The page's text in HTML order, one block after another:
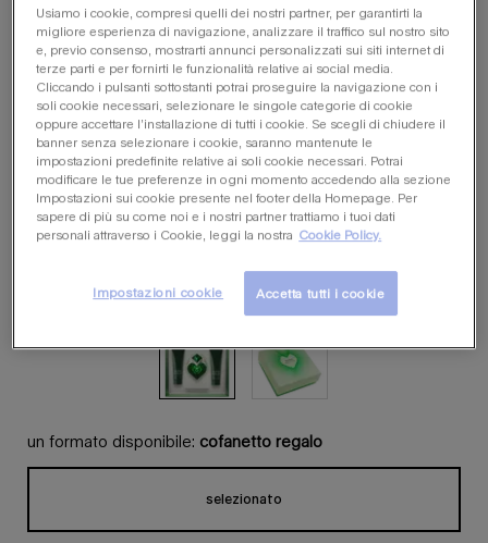
un formato disponibile: cofanetto regalo
Cofanetto regalo
selezionato
, 1 di 1
Usiamo i cookie, compresi quelli dei nostri partner, per garantirti la
migliore esperienza di navigazione, analizzare il traffico sul nostro sito
e, previo consenso, mostrarti annunci personalizzati sui siti internet di
terze parti e per fornirti le funzionalità relative ai social media.
Cliccando i pulsanti sottostanti potrai proseguire la navigazione con i
soli cookie necessari, selezionare le singole categorie di cookie
oppure accettare l’installazione di tutti i cookie. Se scegli di chiudere il
banner senza selezionare i cookie, saranno mantenute le
impostazioni predefinite relative ai soli cookie necessari. Potrai
modificare le tue preferenze in ogni momento accedendo alla sezione
Impostazioni sui cookie presente nel footer della Homepage. Per
sapere di più su come noi e i nostri partner trattiamo i tuoi dati
personali attraverso i Cookie, leggi la nostra Cookie Policy.
Impostazioni cookie Accetta tutti i cookie